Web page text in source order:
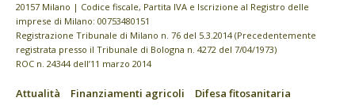
20157 Milano | Codice fiscale, Partita IVA e Iscrizione al Registro delle
imprese di Milano: 00753480151
Registrazione Tribunale di Milano n. 76 del 5.3.2014 (Precedentemente
registrata presso il Tribunale di Bologna n. 4272 del 7/04/1973)
ROC n. 24344 dell’11 marzo 2014
Attualità Finanziamenti agricoli
Difesa fitosanitaria